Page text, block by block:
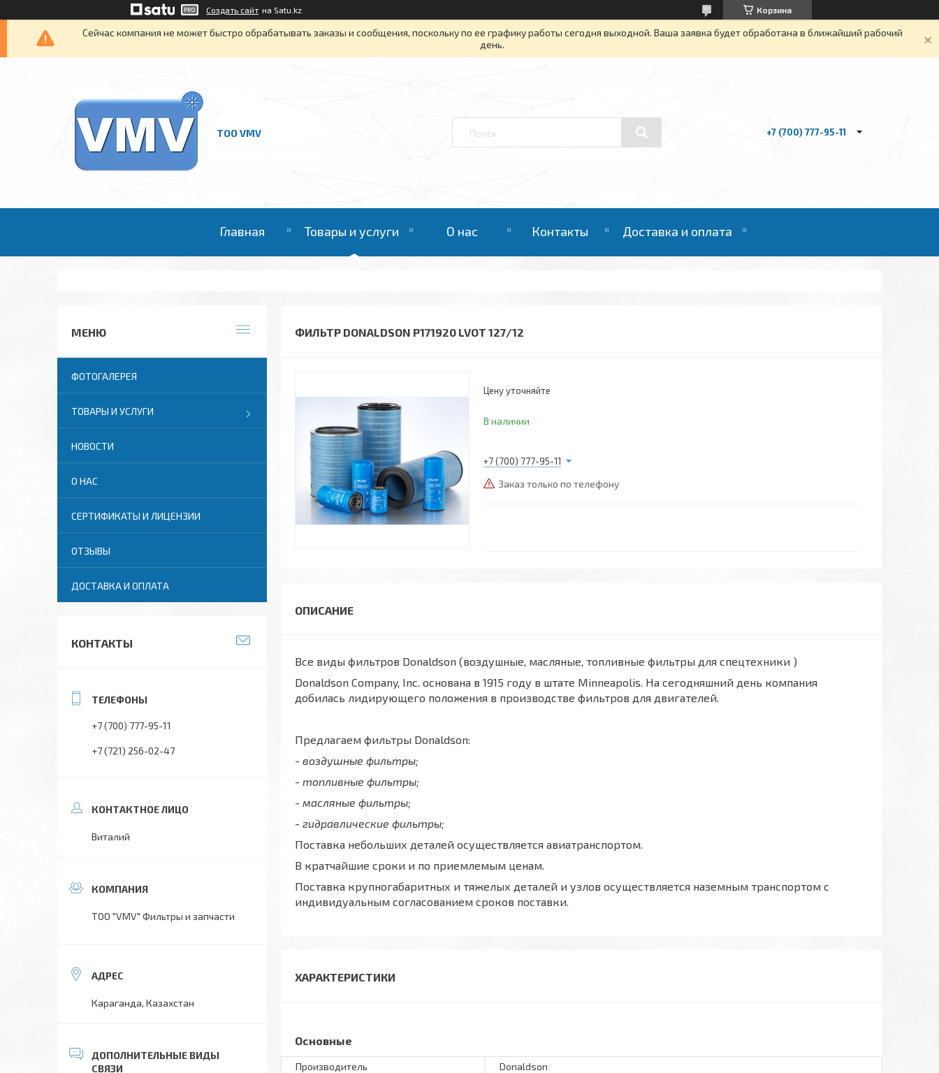
Создать сайт на Satu.kz Корзина
Сейчас компания не может быстро обрабатывать заказы и сообщения, поскольку по ее графику работы сегодня выходной. Ваша заявка будет обработана в ближайший рабочий
день.
ТОО VMV +7 (700) 777-95-11
Главная Товары и услуги О нас Контакты Доставка и оплата
ФИЛЬТР DONALDSON P171920 LVOT 127/12
Цену уточняйте
В наличии
+7 (700) 777-95-11
Заказ только по телефону
Все виды фильтров Donaldson (воздушные, масляные, топливные фильтры для спецтехники )
Donaldson Company, Inc. основана в 1915 году в штате Minneapolis. На сегодняшний день компания
добилась лидирующего положения в производстве фильтров для двигателей.
Предлагаем фильтры Donaldson:
- воздушные фильтры;
- топливные фильтры;
- масляные фильтры;
- гидравлические фильтры;
Поставка небольших деталей осуществляется авиатранспортом.
В кратчайшие сроки и по приемлемым ценам.
Поставка крупногабаритных и тяжелых деталей и узлов осуществляется наземным транспортом с
индивидуальным согласованием сроков поставки.
ХАРАКТЕРИСТИКИ
Основные
Производитель Donaldson
ФОТОГАЛЕРЕЯ
ТОВАРЫ И УСЛУГИ
НОВОСТИ
О НАС
СЕРТИФИКАТЫ И ЛИЦЕНЗИИ
ОТЗЫВЫ
ДОСТАВКА И ОПЛАТА
КОНТАКТЫ
+7 (700) 777-95-11
+7 (721) 256-02-47
Виталий
ТОО "VMV" Фильтры и запчасти
Караганда, Казахстан